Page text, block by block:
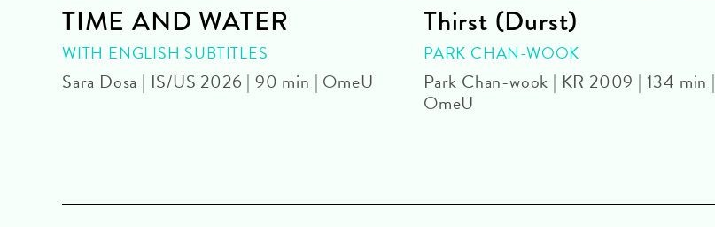
TIME AND WATER
WITH ENGLISH SUBTITLES
Sara Dosa | IS/US 2026 | 90 min | OmeU
Thirst (Durst)
PARK CHAN-WOOK
Park Chan-wook | KR 2009 | 134 min |
OmeU